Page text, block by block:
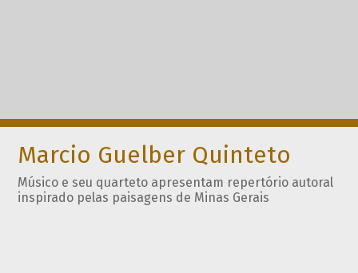
Marcio Guelber Quinteto
Músico e seu quarteto apresentam repertório autoral
inspirado pelas paisagens de Minas Gerais